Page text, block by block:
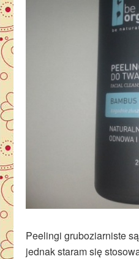
Peelingi gruboziarniste
jednak staram się